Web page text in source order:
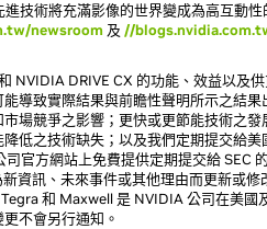
技術將充滿影像的世界變成為高互動
newsroom 及 //
NVIDIA DRIVE CX 的功能、效益以及
導致實際結果與前瞻性聲明所示之結
場競爭之影響；更快或更節能技術之
低之技術缺失；以及我們定期提交給美
官方網站上免費提供定期提交給 SEC
資訊、未來事件或其他理由而更新或修
和 Maxwell 是 NVIDIA 公司在美國
不會另行通知。